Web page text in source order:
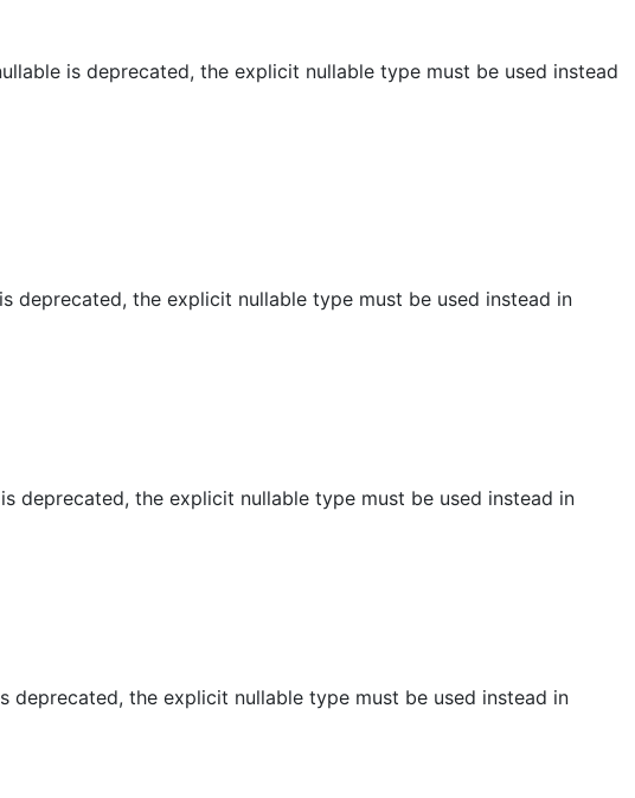
is deprecated, the explicit nullable type must be used instead
deprecated, the explicit nullable type must be used instead in
deprecated, the explicit nullable type must be used instead in
deprecated, the explicit nullable type must be used instead in